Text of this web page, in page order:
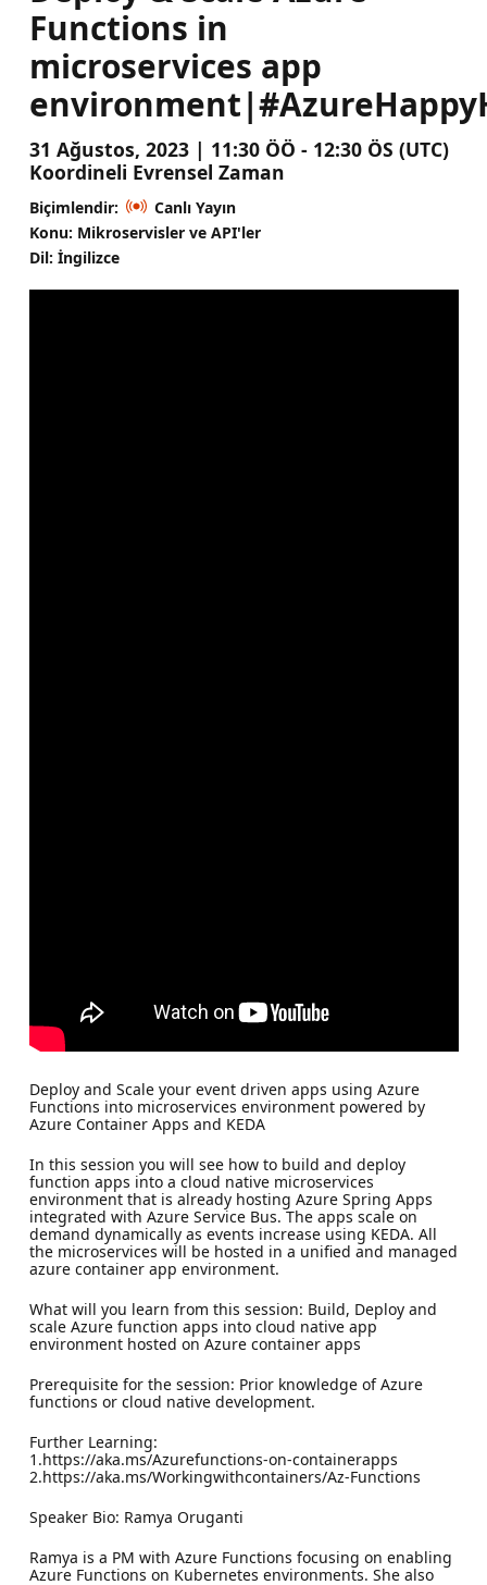
Functions in
microservices app
31 Ağustos, 2023 | 11:30 ÖÖ - 12:30 ÖS (UTC)
Koordineli Evrensel Zaman
Biçimlendir:
Canlı Yayın
Konu: Mikroservisler ve API'ler
Dil: İngilizce
Deploy and Scale your event driven apps using Azure
Functions into microservices environment powered by
Azure Container Apps and KEDA
In this session you will see how to build and deploy
function apps into a cloud native microservices
environment that is already hosting Azure Spring Apps
integrated with Azure Service Bus. The apps scale on
demand dynamically as events increase using KEDA. All
the microservices will be hosted in a unified and managed
azure container app environment.
What will you learn from this session: Build, Deploy and
scale Azure function apps into cloud native app
environment hosted on Azure container apps
Prerequisite for the session: Prior knowledge of Azure
functions or cloud native development.
Further Learning:
1.https://aka.ms/Azurefunctions-on-containerapps
2.https://aka.ms/Workingwithcontainers/Az-Functions
Speaker Bio: Ramya Oruganti
Ramya is a PM with Azure Functions focusing on enabling
Azure Functions on Kubernetes environments. She also